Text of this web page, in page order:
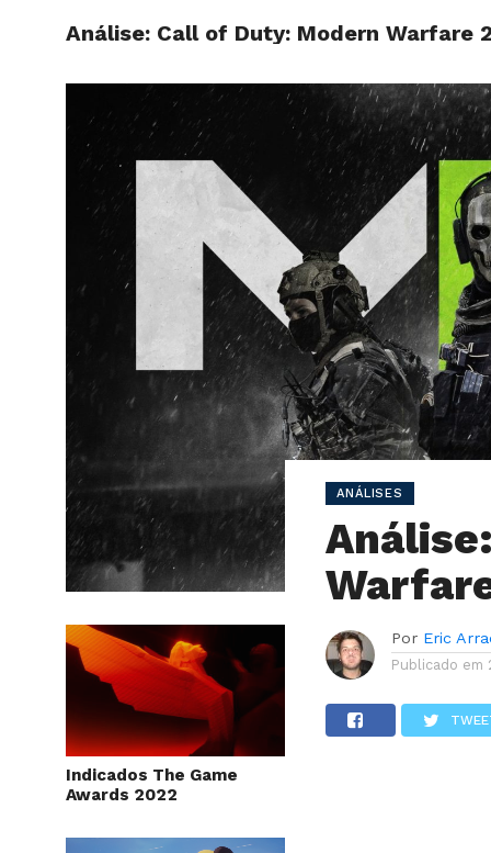
SITE
Análise: Call of Duty: Modern Warfare
Indicados The Game
Awards 2022
ANÁLISES
Por Eric
Publicado em